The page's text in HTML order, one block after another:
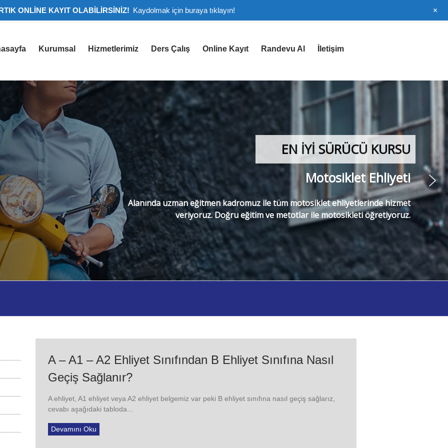
Kurumsal Hizmetlerimiz Ders Çalış Online Kayıt Randevu Al İletişim
EN İYİ SÜRÜCÜ KURSU
Motosiklet Ehliyeti
Alanında uzman eğitmen kadromuz ile tüm motosiklet ehliyetlerinde hizmet
veriyoruz. Doğru eğitim ve metotlar ile motosikleti öğretiyoruz.
A – A1 – A2 Ehliyet Sınıfından B Ehliyet Sınıfına Nasıl
Geçiş Sağlanır?
A ehliyet, A1 ehliyet veya A2 ehliyet belgemiz var peki B ehliyet sınıfına nasıl geçiş sağlarız,
cevabı aşağıdaki tabloda…
Devamını Oku
ONLİNE KAYIT OLABİLİRSİNİZ! Kaydolmak için buraya tıklayın! +